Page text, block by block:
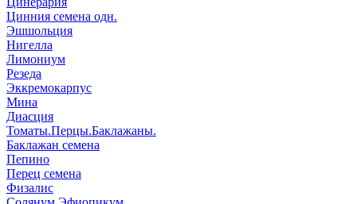
Цинния семена одн.
Эшшольция
Нигелла
Лимониум
Резеда
Эккремокарпус
Мина
Диасция
Томаты.Перцы.Баклажаны.
Баклажан семена
Пепино
Перец семена
Физалис